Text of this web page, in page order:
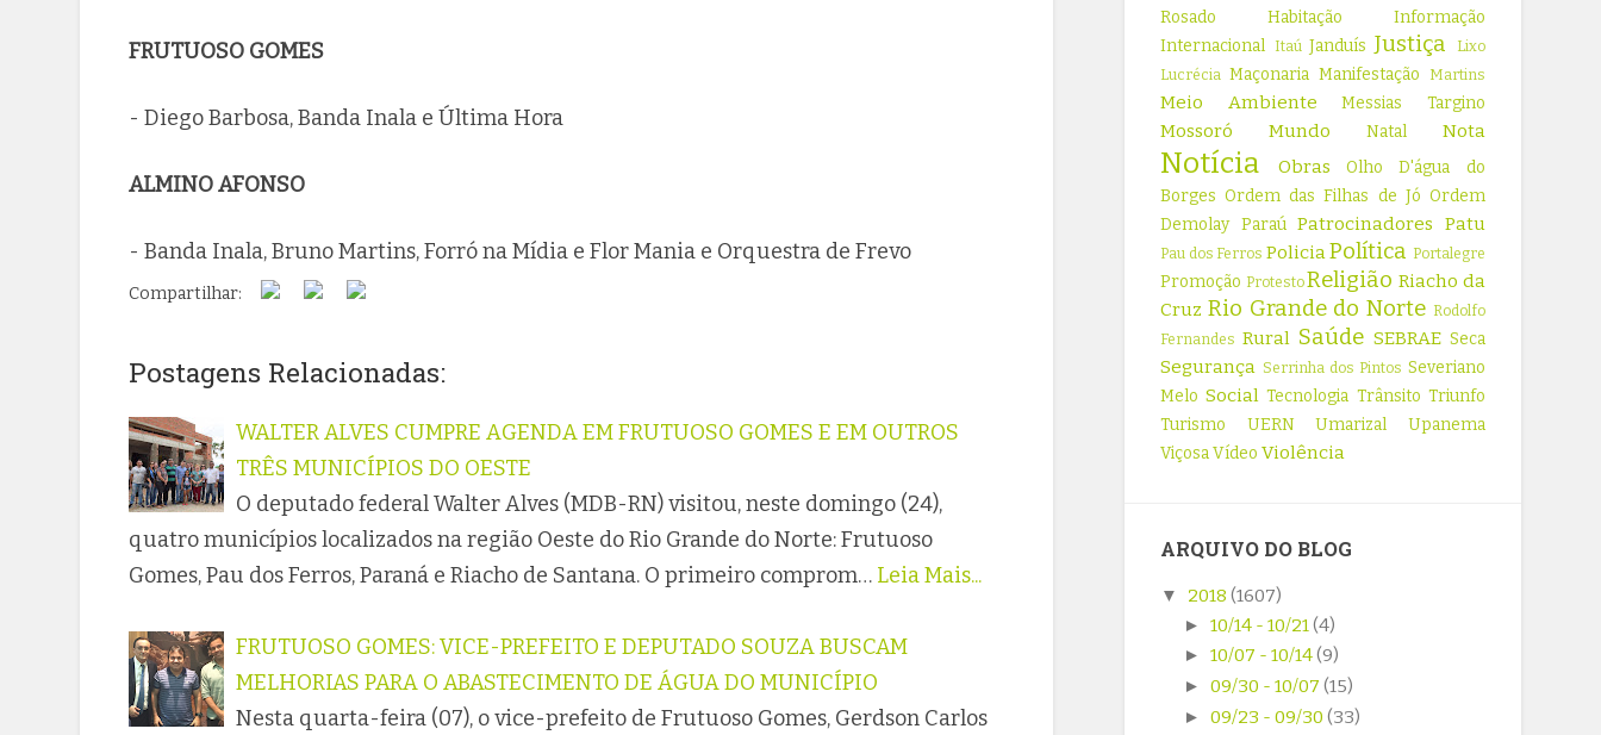
FRUTUOSO GOMES
- Diego Barbosa, Banda Inala e Última Hora
ALMINO AFONSO
- Banda Inala, Bruno Martins, Forró na Mídia e Flor Mania e Orquestra de Frevo
Compartilhar:
Postagens Relacionadas:
WALTER ALVES CUMPRE AGENDA EM FRUTUOSO GOMES E EM OUTROS
TRÊS MUNICÍPIOS DO OESTE
O deputado federal Walter Alves (MDB-RN) visitou, neste domingo (24),
quatro municípios localizados na região Oeste do Rio Grande do Norte: Frutuoso
Gomes, Pau dos Ferros, Paraná e Riacho de Santana. O primeiro comprom… Leia Mais...
FRUTUOSO GOMES: VICE-PREFEITO E DEPUTADO SOUZA BUSCAM
MELHORIAS PARA O ABASTECIMENTO DE ÁGUA DO MUNICÍPIO
Nesta quarta-feira (07), o vice-prefeito de Frutuoso Gomes, Gerdson Carlos
Rosado
Habitação
Informação
Internacional
Itaú Janduís Justiça
Lixo
Lucrécia Maçonaria Manifestação Martins
Meio Ambiente Messias Targino
Mossoró Mundo Natal Nota
Notícia Obras
Olho D'água do
Borges Ordem das Filhas de Jó Ordem
Demolay Paraú Patrocinadores Patu
Pau dos Ferros PoliciaPolítica Portalegre
Promoção ProtestoReligião Riacho da
Cruz Rio Grande do Norte Rodolfo
Fernandes Rural Saúde SEBRAE Seca
Segurança Serrinha dos Pintos Severiano
Melo Social Tecnologia Trânsito Triunfo
Turismo
UERN Umarizal
Upanema
ViçosaVídeo Violência
ARQUIVO DO BLOG
▼ 2018(1607)
► 10/14 - 10/21(4)
► 10/07 - 10/14(9)
► 09/30 - 10/07 (15)
► 09/23 - 09/30 (33)